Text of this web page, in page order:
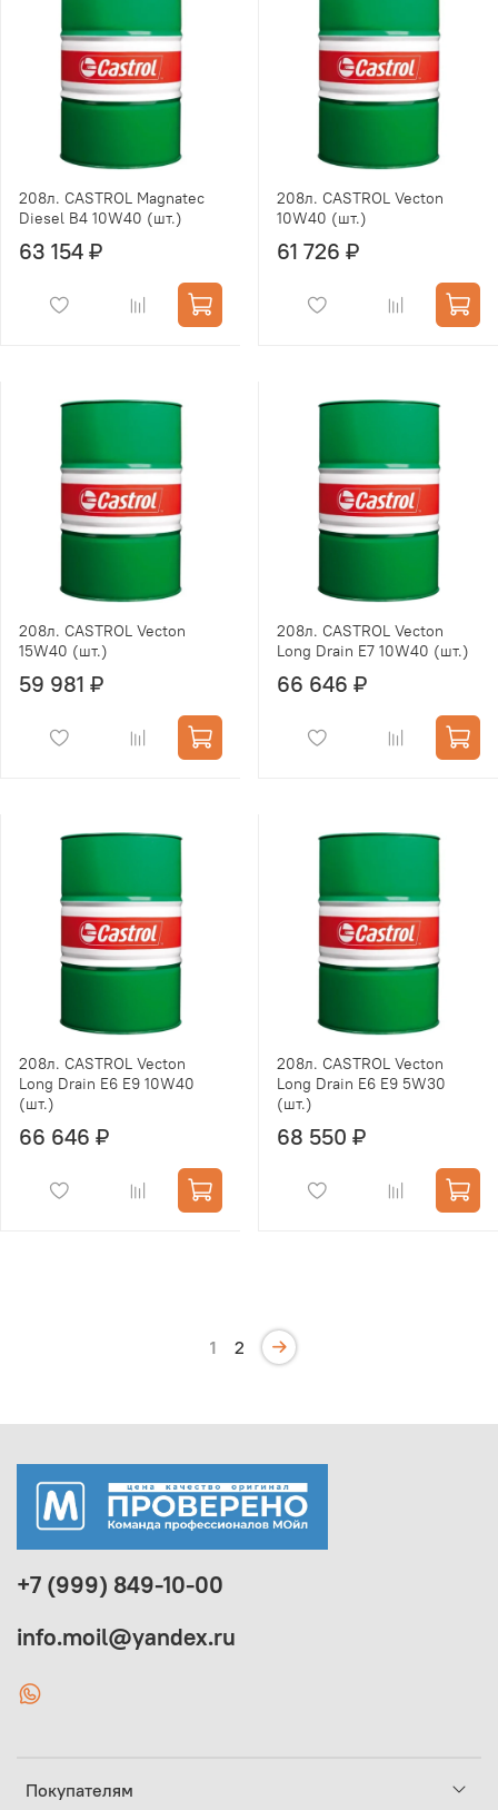
208л. CASTROL Magnatec
Diesel B4 10W40 (шт.)
63 154 ₽
208л. CASTROL Vecton
10W40 (шт.)
61 726 ₽
208л. CASTROL Vecton
15W40 (шт.)
59 981 ₽
208л. CASTROL Vecton
Long Drain E7 10W40 (шт.)
66 646 ₽
208л. CASTROL Vecton
Long Drain E6 Е9 10W40
(шт.)
66 646 ₽
208л. CASTROL Vecton
Long Drain E6 Е9 5W30
(шт.)
68 550 ₽
1 2
Покупателям
+7 (999) 849-10-00
info.moil@yandex.ru